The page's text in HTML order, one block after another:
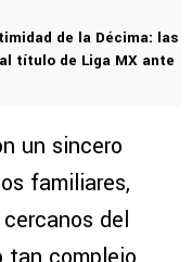
de la Décima: las
título de Liga MX ante
un sincero